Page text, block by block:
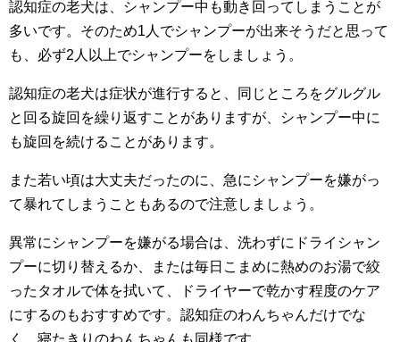
認知症の老犬は、シャンプー中も動き回ってしまうことが
多いです。そのため1人でシャンプーが出来そうだと思って
も、必ず2人以上でシャンプーをしましょう。
認知症の老犬は症状が進行すると、同じところをグルグル
と回る旋回を繰り返すことがありますが、シャンプー中に
も旋回を続けることがあります。
また若い頃は大丈夫だったのに、急にシャンプーを嫌がっ
て暴れてしまうこともあるので注意しましょう。
異常にシャンプーを嫌がる場合は、洗わずにドライシャン
プーに切り替えるか、または毎日こまめに熱めのお湯で絞
ったタオルで体を拭いて、ドライヤーで乾かす程度のケア
にするのもおすすめです。認知症のわんちゃんだけでな
く、寝たきりのわんちゃんも同様です。